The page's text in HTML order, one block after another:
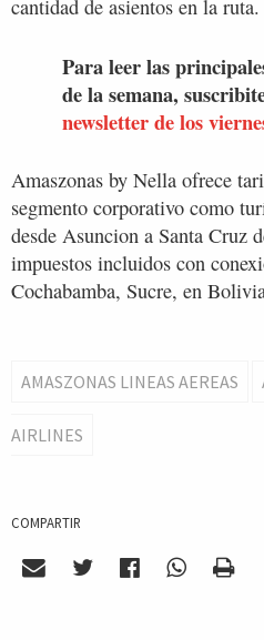
cantidad de asientos en la ruta.
Para leer las
de la semana,
newsletter de los
Amaszonas by Nella ofrece
segmento corporativo como
desde Asuncion a Santa Cruz
impuestos incluidos con
Cochabamba, Sucre, en
AMASZONAS LINEAS AEREAS
AIRLINES
COMPARTIR